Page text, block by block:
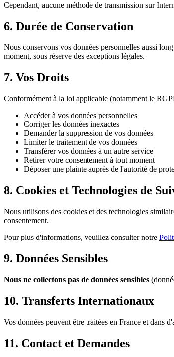
Cependant, aucune méthode de transmission sur
6. Durée de Conservation
Nous conservons vos données personnelles aussi
moment, sous réserve des exceptions légales.
7. Vos Droits
Conformément à la loi applicable (notamment le
Accéder à vos données personnelles
Corriger les données inexactes
Demander la suppression de vos données
Limiter le traitement de vos données
Transférer vos données à un autre service
Retirer votre consentement à tout moment
Déposer une plainte auprès de l'autorité de
8. Cookies et Technologies de
Nous utilisons des cookies et des technologies
consentement.
Pour plus d'informations, veuillez consulter notre
9. Données Sensibles
Nous ne collectons pas de données sensibles
10. Transferts Internationaux
Vos données peuvent être traitées en France et dans
11. Contact et Demandes